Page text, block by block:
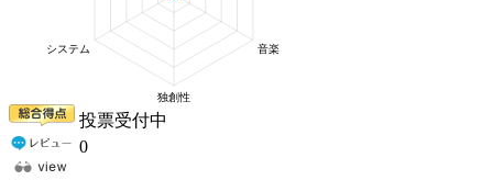
投票受付中
0